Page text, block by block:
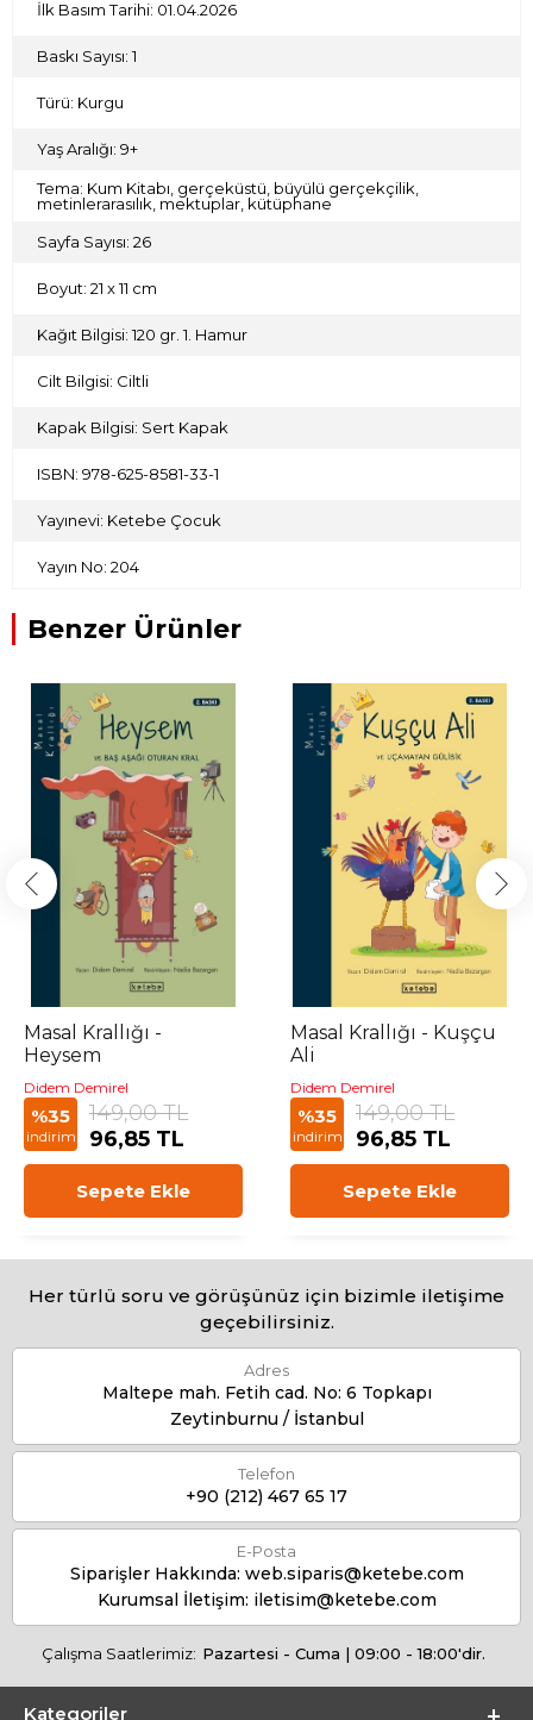
İlk Basım Tarihi: 01.04.2026
Baskı Sayısı: 1
Türü: Kurgu
Yaş Aralığı: 9+
Tema: Kum Kitabı, gerçeküstü, büyülü gerçekçilik,
metinlerarasılık, mektuplar, kütüphane
Sayfa Sayısı: 26
Boyut: 21 x 11 cm
Kağıt Bilgisi: 120 gr. 1. Hamur
Cilt Bilgisi: Ciltli
Kapak Bilgisi: Sert Kapak
ISBN: 978-625-8581-33-1
Yayınevi: Ketebe Çocuk
Yayın No: 204
Benzer Ürünler
Masal Krallığı -
Heysem
Didem Demirel
%35
indirim
149,00 TL
96,85 TL
Sepete Ekle
Masal Krallığı - Kuşçu
Ali
Didem Demirel
%35
indirim
149,00 TL
96,85 TL
Sepete Ekle
Her türlü soru ve görüşünüz için bizimle iletişime
geçebilirsiniz.
Adres
Maltepe mah. Fetih cad. No: 6 Topkapı
Zeytinburnu / İstanbul
Telefon
+90 (212) 467 65 17
E-Posta
Siparişler Hakkında: web.siparis@ketebe.com
Kurumsal İletişim: iletisim@ketebe.com
Çalışma Saatlerimiz: Pazartesi - Cuma | 09:00 - 18:00'dir.
Kategoriler